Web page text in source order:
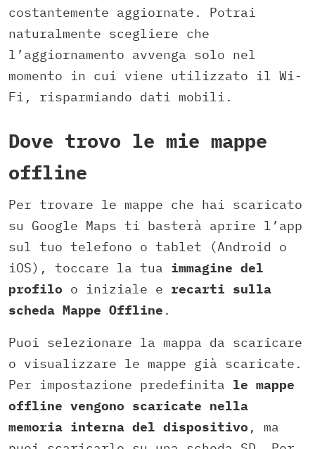
costantemente aggiornate. Potrai
naturalmente scegliere che
l’aggiornamento avvenga solo nel
momento in cui viene utilizzato il Wi-
Fi, risparmiando dati mobili.
Dove trovo le mie mappe
offline
Per trovare le mappe che hai scaricato
su Google Maps ti basterà aprire l’app
sul tuo telefono o tablet (Android o
iOS), toccare la tua immagine del
profilo o iniziale e recarti sulla
scheda Mappe Offline .
Puoi selezionare la mappa da scaricare
o visualizzare le mappe già scaricate.
Per impostazione predefinita le mappe
offline vengono scaricate nella
memoria interna del dispositivo , ma